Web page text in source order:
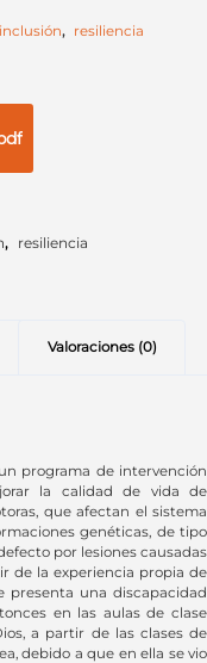
inclusión, resiliencia
, resiliencia
Valoraciones (0)
programa de intervención
la calidad de vida de
que afectan el sistema
genéticas, de tipo
por lesiones causadas
de la experiencia propia de
una discapacidad
en las aulas de clase
a partir de las clases de
debido a que en ella se vio